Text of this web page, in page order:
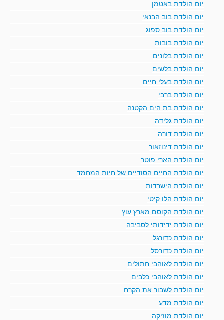
יום הולדת באטמן
יום הולדת בוב הבנאי
יום הולדת בוב ספוג
יום הולדת בובות
יום הולדת בלונים
יום הולדת בלשים
יום הולדת בעלי חיים
יום הולדת ברבי
יום הולדת בת הים הקטנה
יום הולדת גלידה
יום הולדת דורה
יום הולדת דינוזאור
יום הולדת הארי פוטר
יום הולדת החיים הסודיים של חיות המחמד
יום הולדת הישרדות
יום הולדת הלו קיטי
יום הולדת הקוסם מארץ עוץ
יום הולדת ידידותי לסביבה
יום הולדת כדורגל
יום הולדת כדורסל
יום הולדת לאוהבי חתולים
יום הולדת לאוהבי כלבים
יום הולדת לשבור את הקרח
יום הולדת מדע
יום הולדת מוזיקה